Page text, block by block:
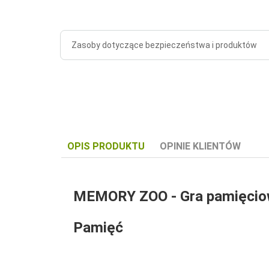
Zasoby dotyczące bezpieczeństwa i produktów
OPIS PRODUKTU OPINIE KLIENTÓW
MEMORY ZOO - Gra
Pamięć